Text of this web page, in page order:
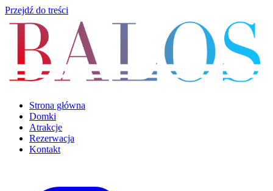
Przejdź do treści
Strona główna
Domki
Atrakcje
Rezerwacja
Kontakt